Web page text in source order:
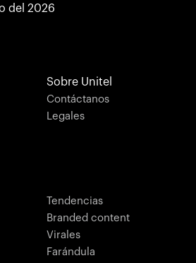
del 2026
Sobre Unitel
Contáctanos
Legales
Tendencias
Branded content
Virales
Farándula